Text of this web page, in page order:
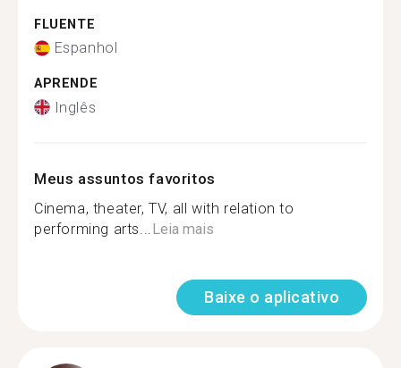
FLUENTE
Espanhol
APRENDE
Inglês
Meus assuntos favoritos
Cinema, theater, TV, all with relation to
performing arts... Leia mais
Baixe o aplicativo